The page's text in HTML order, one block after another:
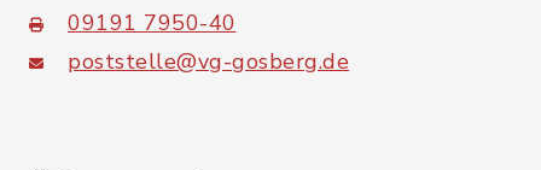
09191 7950-40
poststelle@vg-gosberg.de